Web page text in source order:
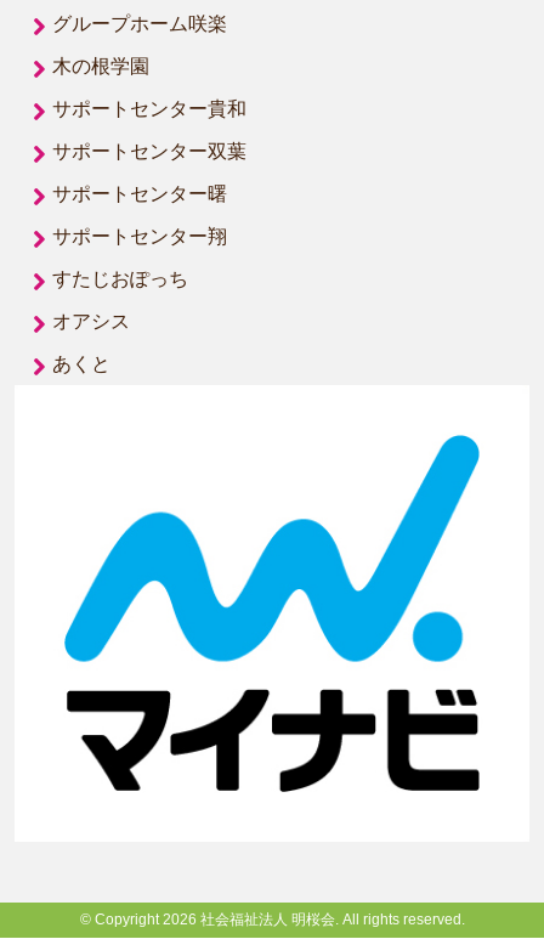
グループホーム咲楽
木の根学園
サポートセンター貴和
サポートセンター双葉
サポートセンター曙
サポートセンター翔
すたじおぽっち
オアシス
あくと
© Copyright 2026 社会福祉法人 明桜会. All rights reserved.